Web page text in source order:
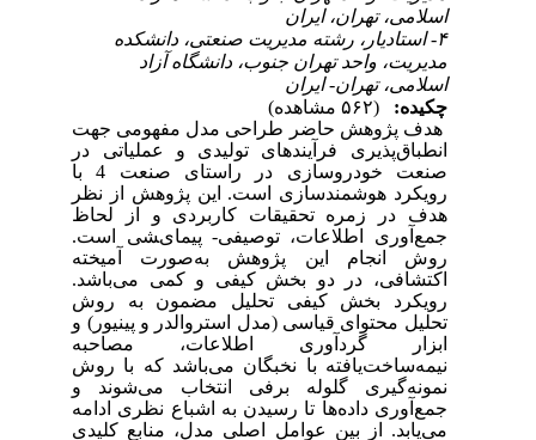
اسلامی، تهران، ایران
۴- استادیار، رشته مدیریت صنعتی، دانشکده
مدیریت، واحد تهران جنوب، دانشگاه آزاد
اسلامی، تهران- ایران
چکیده:
هدف پژوهش حاضر طراحی مدل مفهومی جهت
انطباق‌پذیری فرآیندهای تولیدی و عملیاتی در
صنعت خودروسازی در راستای صنعت 4 با
رویکرد هوشمندسازی است. این پژوهش از ﻧﻈﺮ
ﻫﺪف در زﻣﺮه ﺗﺤﻘﯿﻘﺎت ﮐﺎرﺑﺮدی و از لحاظ
ﺟﻤﻊ‌آوری اﻃﻼﻋﺎت، توصیفی- ﭘﯿﻤﺎیﺸﯽ است.
روش انجام این پژوهش به‌صورت آمیخته
اکتشافی، در دو بخش کیفی و کمی می‌باشد.
رویکرد بخش کیفی تحلیل مضمون به روش
تحلیل محتوای قیاسی (مدل استروالدر و پینیور) و
ابزار گردآوری اطلاعات، مصاحبه
نیمه‌ساخت‌یافته با نخبگان می‌باشد که با روش
نمونه‌گیری گلوله برفی انتخاب می‌شوند و
جمع‌آوری داده‌ها تا رسیدن به اشباع نظری ادامه
می‌یابد. از بین عوامل اصلی مدل، منابع کلیدی